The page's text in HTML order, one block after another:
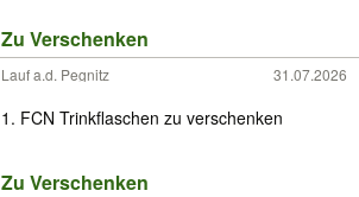
Zu Verschenken
Lauf a.d. Pegnitz 31.07.2026
1. FCN Trinkflaschen zu verschenken
Zu Verschenken